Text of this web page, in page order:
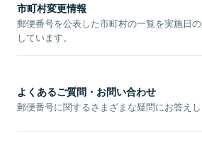
市町村変更情報
郵便番号を公表した市町村の一覧を実施日
しています。
よくあるご質問・お問い合わせ
郵便番号に関するさまざまな疑問にお答えし